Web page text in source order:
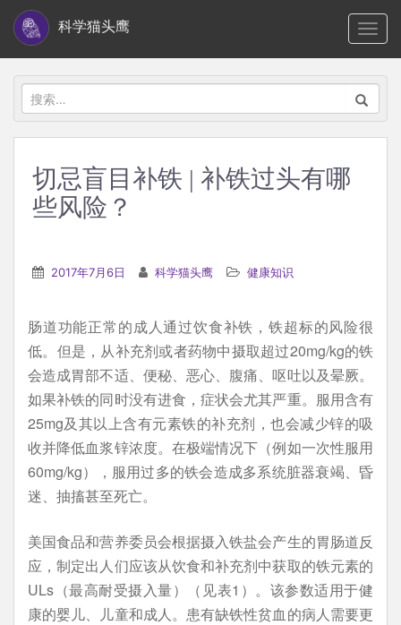
i
科学猫头鹰
搜
索：
切忌盲目补铁 | 补铁过头有哪
些风险？
2017年7月6日 科学猫头鹰 健康知识
肠道功能正常的成人通过饮食补铁，铁超标的风险很
低。但是，从补充剂或者药物中摄取超过20mg/kg的铁
会造成胃部不适、便秘、恶心、腹痛、呕吐以及晕厥。
如果补铁的同时没有进食，症状会尤其严重。服用含有
25mg及其以上含有元素铁的补充剂，也会减少锌的吸
收并降低血浆锌浓度。在极端情况下（例如一次性服用
60mg/kg），服用过多的铁会造成多系统脏器衰竭、昏
迷、抽搐甚至死亡。
美国食品和营养委员会根据摄入铁盐会产生的胃肠道反
应，制定出人们应该从饮食和补充剂中获取的铁元素的
ULs（最高耐受摄入量）（见表1）。该参数适用于健
康的婴儿、儿童和成人。患有缺铁性贫血的病人需要更